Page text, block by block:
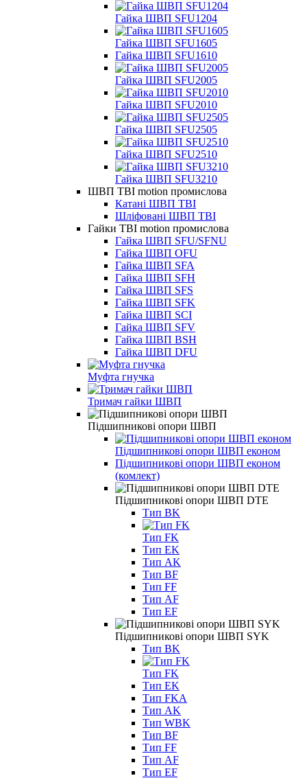
Гайка ШВП SFU1204
Гайка ШВП SFU1605
Гайка ШВП SFU1610
Гайка ШВП SFU2005
Гайка ШВП SFU2010
Гайка ШВП SFU2505
Гайка ШВП SFU2510
Гайка ШВП SFU3210
ШВП TBI motion промислова
Катані ШВП TBI
Шліфовані ШВП TBI
Гайки TBI motion промислова
Гайка ШВП SFU/SFNU
Гайка ШВП OFU
Гайка ШВП SFA
Гайка ШВП SFH
Гайка ШВП SFS
Гайка ШВП SFK
Гайка ШВП SCI
Гайка ШВП SFV
Гайка ШВП BSH
Гайка ШВП DFU
Муфта гнучка
Тримач гайки ШВП
Підшипникові опори ШВП
Підшипникові опори ШВП економ
Підшипникові опори ШВП економ
(комлект)
Підшипникові опори ШВП DTE
Тип BK
Тип FK
Тип EK
Тип AK
Тип BF
Тип FF
Тип AF
Тип EF
Підшипникові опори ШВП SYK
Тип BK
Тип FK
Тип EK
Тип FKA
Тип AK
Тип WBK
Тип BF
Тип FF
Тип AF
Тип EF